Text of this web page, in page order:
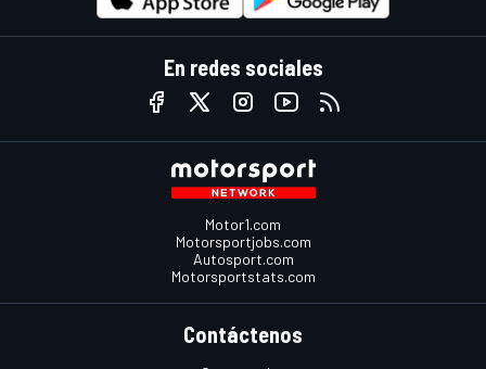
En redes sociales
Motor1.com
Motorsportjobs.com
Autosport.com
Motorsportstats.com
Contáctenos